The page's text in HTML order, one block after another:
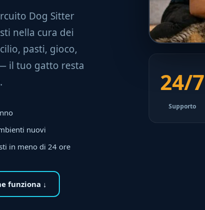
Dog Sitter
nella cura dei
pasti, gioco,
il tuo gatto resta
nuovi
in meno di 24 ore
funziona ↓
24/7
Supporto